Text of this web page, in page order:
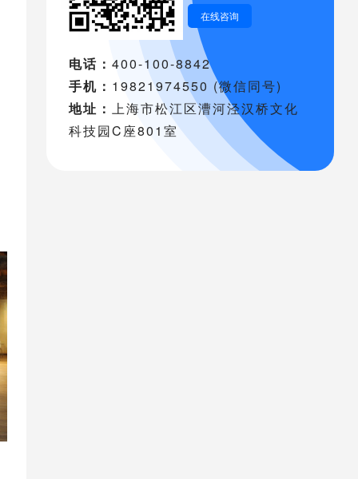
在线咨询
电话：400-100-8842
手机： 19821974550 (微信同号)
地址：上海市松江区漕河泾汉桥文化
科技园C座801室